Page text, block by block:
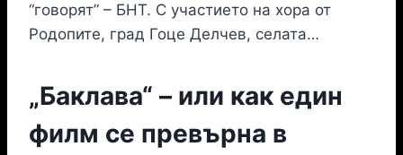
“говорят” – БНТ. С участието на хора от
Родопите, град Гоце Делчев, селата…
„Баклава“ – или как един
филм се превърна в